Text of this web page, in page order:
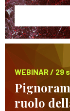
WEBINAR / 29
ruolo